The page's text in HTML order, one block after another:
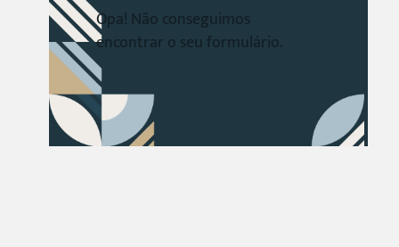
Opa! Não conseguimos
encontrar o seu formulário.